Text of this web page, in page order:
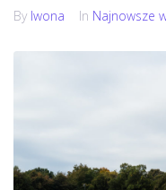
By Iwona In Najnowsze